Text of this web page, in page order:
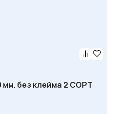
мм. без клейма 2 СОРТ